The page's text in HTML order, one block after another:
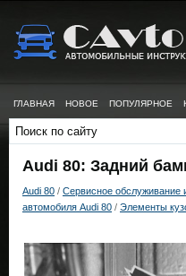
ГЛАВНАЯ НОВОЕ ПОПУЛЯРНОЕ
Audi 80: Задний
Audi 80 / Сервисное обслуживание
автомобиля Audi 80 / Элементы